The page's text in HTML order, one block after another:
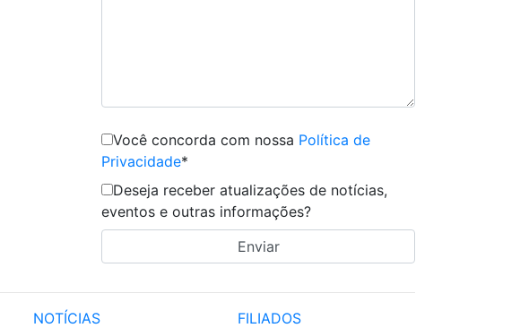
Você concorda com nossa Política de
Privacidade*
Deseja receber atualizações de notícias,
eventos e outras informações?
NOTÍCIAS
FILIADOS